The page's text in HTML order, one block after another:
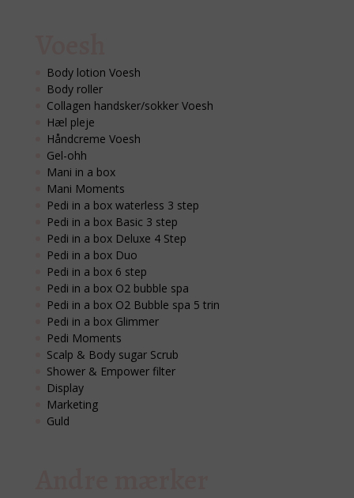
Body lotion Voesh
Body roller
Collagen handsker/sokker Voesh
Hæl pleje
Håndcreme Voesh
Gel-ohh
Mani in a box
Mani Moments
Pedi in a box waterless 3 step
Pedi in a box Basic 3 step
Pedi in a box Deluxe 4 Step
Pedi in a box Duo
Pedi in a box 6 step
Pedi in a box O2 bubble spa
Pedi in a box O2 Bubble spa 5 trin
Pedi in a box Glimmer
Pedi Moments
Scalp & Body sugar Scrub
Shower & Empower filter
Display
Marketing
Guld